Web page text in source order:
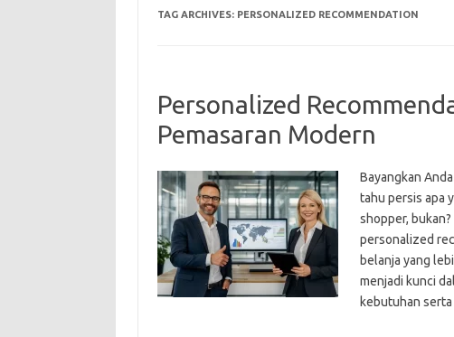
TAG ARCHIVES: PERSONALIZED RECOMMENDATION
Personalized
Pemasaran Modern
Bayangkan
tahu persis apa
shopper,
personalized
belanja yang
menjadi kunci
kebutuhan